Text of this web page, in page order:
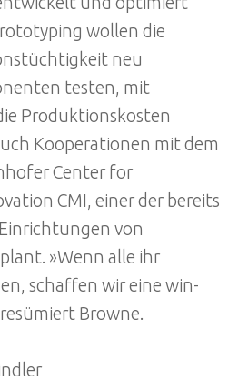
wollen die
neu
testen, mit
Produktionskosten
Kooperationen mit dem
Center for
CMI, einer der bereits
von
»Wenn alle ihr
schaffen wir eine win-
Browne.